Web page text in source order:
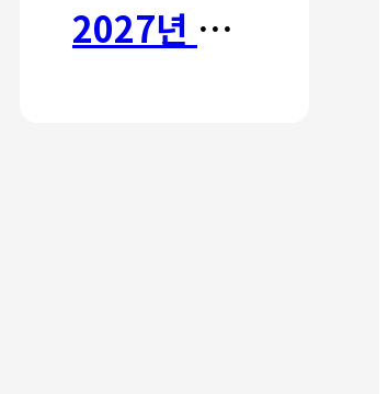
2027년 갈보리 어학원 유치부 신입생 모집